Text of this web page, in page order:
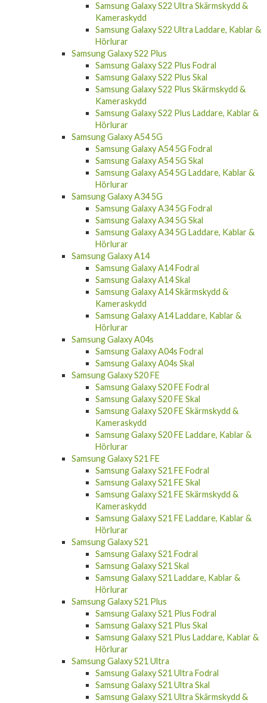
Samsung Galaxy S22 Ultra Skärmskydd &
Kameraskydd
Samsung Galaxy S22 Ultra Laddare, Kablar &
Hörlurar
Samsung Galaxy S22 Plus
Samsung Galaxy S22 Plus Fodral
Samsung Galaxy S22 Plus Skal
Samsung Galaxy S22 Plus Skärmskydd &
Kameraskydd
Samsung Galaxy S22 Plus Laddare, Kablar &
Hörlurar
Samsung Galaxy A54 5G
Samsung Galaxy A54 5G Fodral
Samsung Galaxy A54 5G Skal
Samsung Galaxy A54 5G Laddare, Kablar &
Hörlurar
Samsung Galaxy A34 5G
Samsung Galaxy A34 5G Fodral
Samsung Galaxy A34 5G Skal
Samsung Galaxy A34 5G Laddare, Kablar &
Hörlurar
Samsung Galaxy A14
Samsung Galaxy A14 Fodral
Samsung Galaxy A14 Skal
Samsung Galaxy A14 Skärmskydd &
Kameraskydd
Samsung Galaxy A14 Laddare, Kablar &
Hörlurar
Samsung Galaxy A04s
Samsung Galaxy A04s Fodral
Samsung Galaxy A04s Skal
Samsung Galaxy S20 FE
Samsung Galaxy S20 FE Fodral
Samsung Galaxy S20 FE Skal
Samsung Galaxy S20 FE Skärmskydd &
Kameraskydd
Samsung Galaxy S20 FE Laddare, Kablar &
Hörlurar
Samsung Galaxy S21 FE
Samsung Galaxy S21 FE Fodral
Samsung Galaxy S21 FE Skal
Samsung Galaxy S21 FE Skärmskydd &
Kameraskydd
Samsung Galaxy S21 FE Laddare, Kablar &
Hörlurar
Samsung Galaxy S21
Samsung Galaxy S21 Fodral
Samsung Galaxy S21 Skal
Samsung Galaxy S21 Laddare, Kablar &
Hörlurar
Samsung Galaxy S21 Plus
Samsung Galaxy S21 Plus Fodral
Samsung Galaxy S21 Plus Skal
Samsung Galaxy S21 Plus Laddare, Kablar &
Hörlurar
Samsung Galaxy S21 Ultra
Samsung Galaxy S21 Ultra Fodral
Samsung Galaxy S21 Ultra Skal
Samsung Galaxy S21 Ultra Skärmskydd &